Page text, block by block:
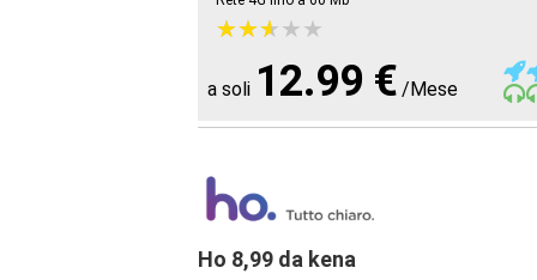
★★★★★
★★★★★
a soli 12.99 € /Mese
Ho 8,99 da kena